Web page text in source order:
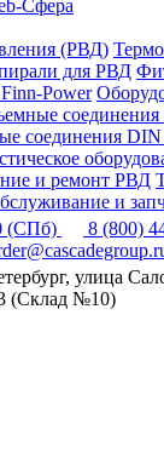
Сфера
(РВД)
для РВД
Power
соединения DIN
и ремонт РВД
и
(СПб) 8 (800)
улица
(Склад №10)